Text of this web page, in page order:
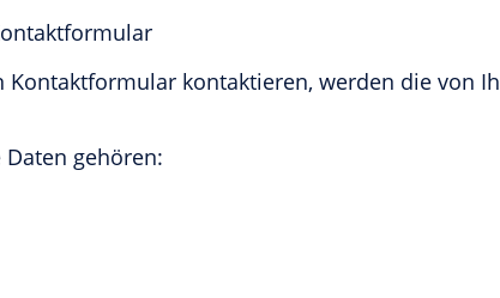
Kontaktformular kontaktieren, werden die von
gehören: